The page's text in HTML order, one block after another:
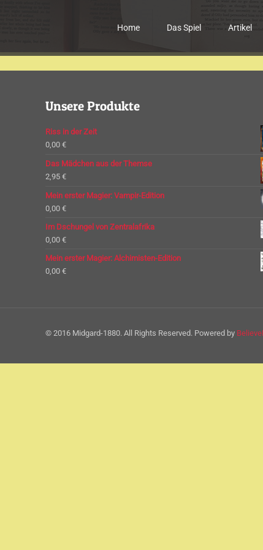
Home Das Spiel Artikel
Unsere Produkte
Riss in der Zeit
0,00 €
Das Mädchen aus der Themse
2,95 €
Mein erster Magier: Vampir-Edition
0,00 €
Im Dschungel von Zentralafrika
0,00 €
Mein erster Magier: Alchimisten-Edition
0,00 €
© 2016 Midgard-1880. All Rights Reserved. Powered by